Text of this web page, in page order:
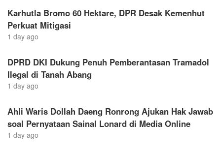
Karhutla Bromo 60 Hektare, DPR Desak Kemenhut
Perkuat Mitigasi
1 day ago
DPRD DKI Dukung Penuh Pemberantasan Tramadol
Ilegal di Tanah Abang
1 day ago
Ahli Waris Dollah Daeng Ronrong Ajukan Hak Jawab
soal Pernyataan Sainal Lonard di Media Online
1 day ago